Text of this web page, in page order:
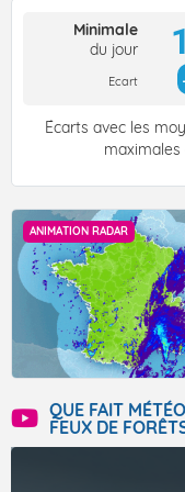
Minimale
du jour
Ecart
Écarts avec les
ANIMATION RADAR
QUE FAIT
FEUX DE